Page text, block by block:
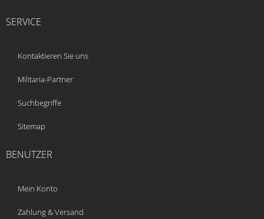
SERVICE
Kontaktieren Sie uns
Militaria-Partner
Suchbegriffe
Sitemap
BENUTZER
Mein Konto
Zahlung & Versand